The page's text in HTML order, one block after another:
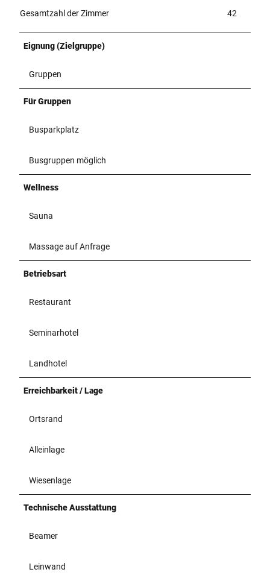
Gesamtzahl der Zimmer
42
Eignung (Zielgruppe)
Gruppen
Für Gruppen
Busparkplatz
Busgruppen möglich
Wellness
Sauna
Massage auf Anfrage
Betriebsart
Restaurant
Seminarhotel
Landhotel
Erreichbarkeit / Lage
Ortsrand
Alleinlage
Wiesenlage
Technische Ausstattung
Beamer
Leinwand